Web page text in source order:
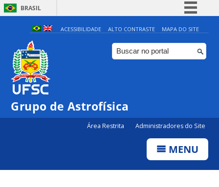
BRASIL
Simplifique!
Comunica BR
Participe
ACESSIBILIDADE ALTO CONTRASTE MAPA DO SITE
Grupo de Astrofísica
Área Restrita Administradores do Site
MENU